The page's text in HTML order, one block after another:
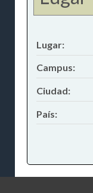
Lugar:
Campus:
Ciudad:
País: